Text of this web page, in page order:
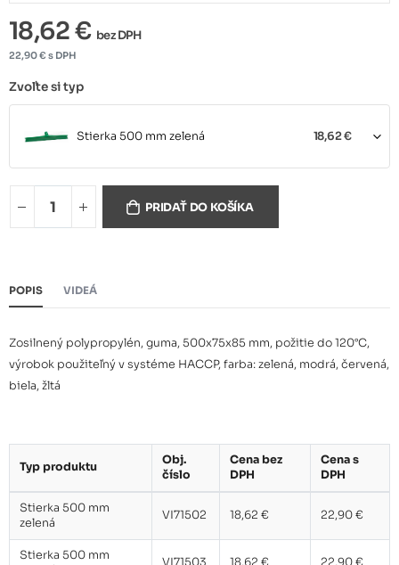
18,62 € bez DPH
22,90 € s DPH
Zvoľte si typ
Stierka 500 mm zelená 18,62 €
Stierka 500 mm modrá
PRIDAŤ DO KOŠÍKA
POPIS VIDEÁ
Zosilnený polypropylén, guma, 500x75x85 mm, požitie do 120°C,
výrobok použiteľný v systéme HACCP, farba: zelená, modrá, červená,
biela, žltá
Typ produktu
Obj.
číslo
Cena bez
DPH
Cena s
DPH
Stierka 500 mm
zelená
VI71502 18,62 € 22,90 €
Stierka 500 mm